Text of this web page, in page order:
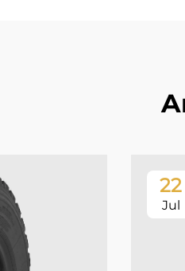
22
Jul